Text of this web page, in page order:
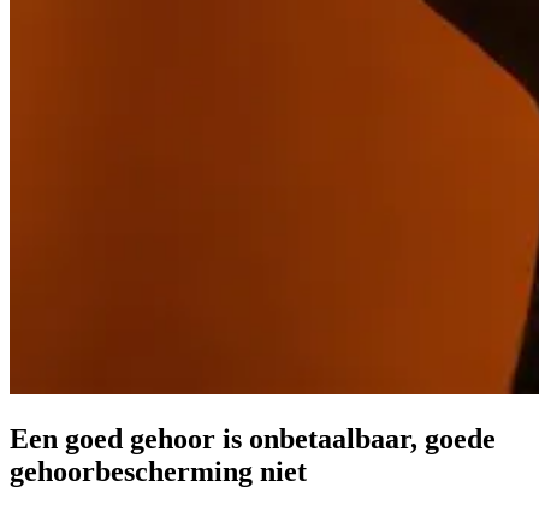
Een goed gehoor is onbetaalbaar, goede
gehoorbescherming niet